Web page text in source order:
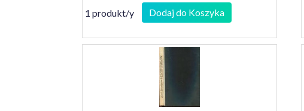
1 produkt/y Dodaj do Koszyka